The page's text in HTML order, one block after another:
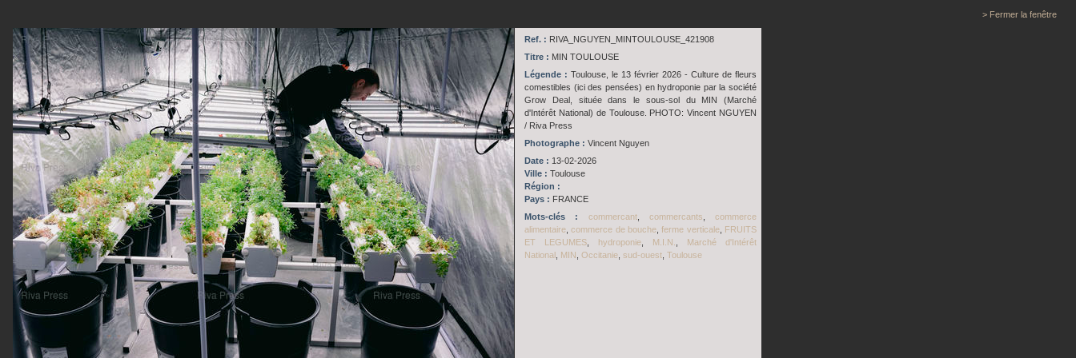
> Fermer la fenêtre
Ref. : RIVA_NGUYEN_MINTOULOUSE_421908
Titre : MIN TOULOUSE
Légende : Toulouse, le 13 février 2026 - Culture de fleurs
comestibles (ici des pensées) en hydroponie par la société
Grow Deal, située dans le sous-sol du MIN (Marché
d'Intérêt National) de Toulouse. PHOTO: Vincent NGUYEN
/ Riva Press
Photographe : Vincent Nguyen
Date : 13-02-2026
Ville : Toulouse
Région :
Pays : FRANCE
Mots-clés :
commercant, commercants
commerce
alimentaire ,commerce de bouche ,ferme verticale, FRUITS
ET LEGUMES
hydroponie M.I.N.
Marché d'Intérêt
National MIN Occitanie sud-ouest Toulouse